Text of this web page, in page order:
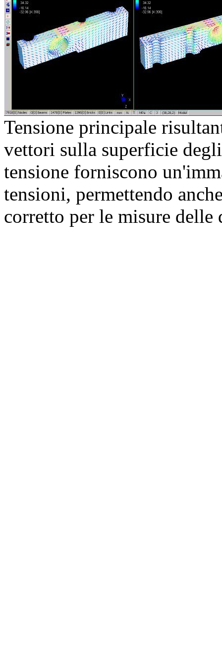
Tensione principale
vettori sulla superficie
tensione forniscono
tensioni, permettendo
corretto per le misure delle